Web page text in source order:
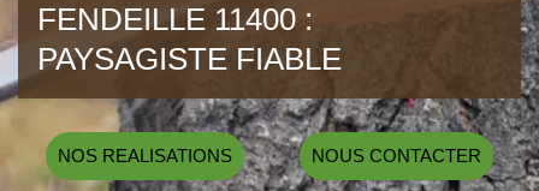
FENDEILLE 11400 :
PAYSAGISTE FIABLE
NOS REALISATIONS NOUS CONTACTER